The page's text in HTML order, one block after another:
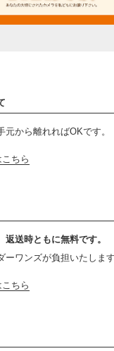
から離れればOKです。
ちら
送時ともに無料です。
ーワンズが負担いたしま
ちら